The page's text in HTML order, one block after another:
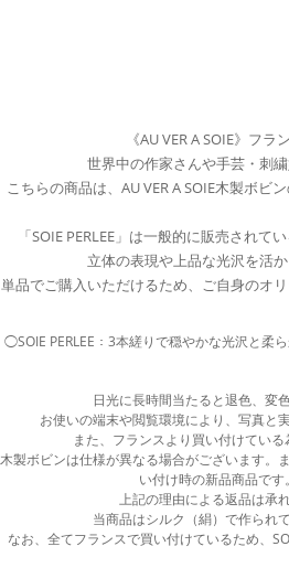
《AU VER A SOIE》フ
世界中の作家さんや手芸・刺
こちらの商品は、AU VER A SOIE木製ボビ
「SOIE PERLEE」は一般的に販売され
立体の表現や上品な光沢を活
単品でご購入いただけるため、ご自身のオ
◯SOIE PERLEE：3本縒りで穏やかな光沢と柔
日光に長時間当たると退色、変
お使いの端末や閲覧環境により、写真と
また、フランスより買い付けてい
木製ボビンは仕様が異なる場合がございます。
い付け時の新品商品で
上記の理由による返品は承
当商品はシルク（絹）で作られ
なお、全てフランスで買い付けているため、